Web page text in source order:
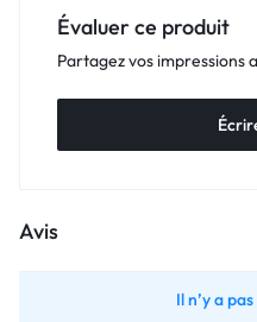
Évaluer ce produit
Partagez vos impressions
Avis
Il n’y a